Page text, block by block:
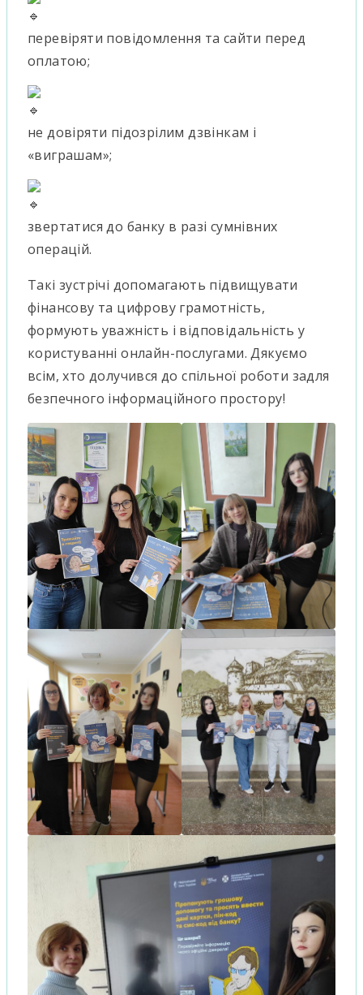
перевіряти повідомлення та сайти перед
оплатою;
не довіряти підозрілим дзвінкам і
«виграшам»;
звертатися до банку в разі сумнівних
операцій.
Такі зустрічі допомагають підвищувати
фінансову та цифрову грамотність,
формують уважність і відповідальність у
користуванні онлайн-послугами. Дякуємо
всім, хто долучився до спільної роботи задля
безпечного інформаційного простору!